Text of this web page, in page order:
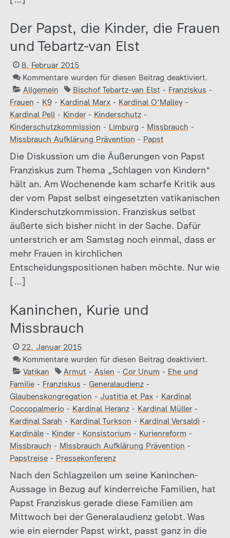
Der Papst, die Kinder, die Frauen
und Tebartz-van Elst
8. Februar 2015
Kommentare wurden für diesen Beitrag deaktiviert.
Allgemein
Bischof Tebartz-van Elst - Franziskus -
Frauen - K9- Kardinal Marx- Kardinal O'Malley-
Kardinal Pell- Kinder- Kinderschutz-
Kinderschutzkommission - Limburg - Missbrauch -
Missbrauch Aufklärung Prävention - Papst
Die Diskussion um die Äußerungen von Papst
Franziskus zum Thema „Schlagen von Kindern“
hält an. Am Wochenende kam scharfe Kritik aus
der vom Papst selbst eingesetzten vatikanischen
Kinderschutzkommission. Franziskus selbst
äußerte sich bisher nicht in der Sache. Dafür
unterstrich er am Samstag noch einmal, dass er
mehr Frauen in kirchlichen
Entscheidungspositionen haben möchte. Nur wie
[…]
Kaninchen, Kurie und
Missbrauch
22. Januar 2015
Kommentare wurden für diesen Beitrag deaktiviert.
Vatikan
Armut - Asien - Cor Unum - Ehe und
Familie- Franziskus - Generalaudienz-
Glaubenskongregation - Justitia et Pax- Kardinal
Coccopalmerio - Kardinal Heranz- Kardinal Müller-
Kardinal Sarah - Kardinal Turkson - Kardinal Versaldi -
Kardinäle- Kinder- Konsistorium - Kurienreform -
Missbrauch - Missbrauch Aufklärung Prävention -
Papstreise- Pressekonferenz
Nach den Schlagzeilen um seine Kaninchen-
Aussage in Bezug auf kinderreiche Familien, hat
Papst Franziskus gerade diese Familien am
Mittwoch bei der Generalaudienz gelobt. Was
wie ein eiernder Papst wirkt, passt ganz in die